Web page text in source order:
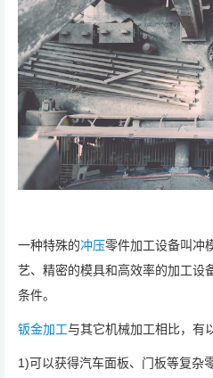
一种特殊的冲压零件加工设备叫冲
艺、精密的模具和高效率的加工设
条件。
钣金加工与其它机械加工相比，有
1)可以获得汽车面板、门板等复杂